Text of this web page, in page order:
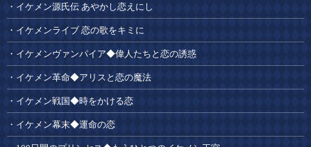
イケメン源氏伝 あやかし恋えにし
イケメンライブ 恋の歌をキミに
イケメンヴァンパイア◆偉人たちと恋の誘惑
イケメン革命◆アリスと恋の魔法
イケメン戦国◆時をかける恋
イケメン幕末◆運命の恋